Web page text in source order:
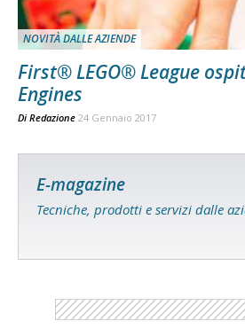
NOVITÀ DALLE AZIENDE
First® LEGO® League
Engines
Di Redazione 24 Gennaio 2017
E-magazine
Tecniche, prodotti e servizi dalle